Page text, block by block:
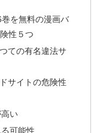
を無料の漫画バ
性５つ
ての有名違法サ
サイトの危険性
い
可能性